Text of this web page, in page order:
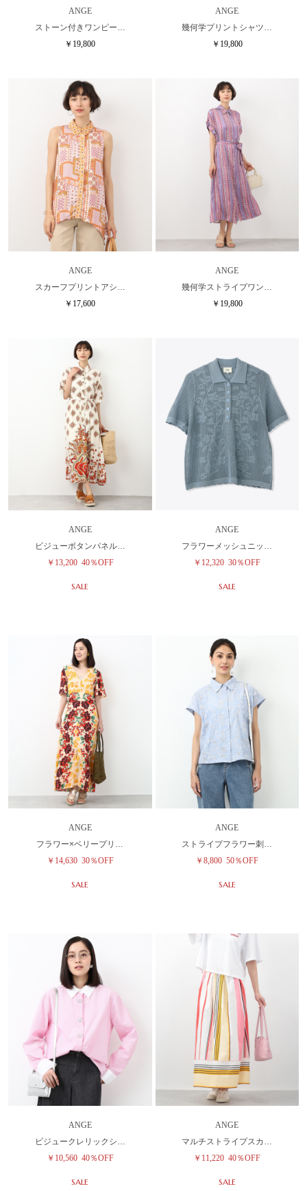
ANGE
ストーン付きワンピー…
￥19,800
ANGE
幾何学プリントシャツ…
￥19,800
ANGE
スカーフプリントアシ…
￥17,600
ANGE
幾何学ストライプワン…
￥19,800
ANGE
ビジューボタンパネル…
￥13,200 40％OFF
SALE
ANGE
フラワーメッシュニッ…
￥12,320 30％OFF
SALE
ANGE
フラワー×ベリープリ…
￥14,630 30％OFF
SALE
ANGE
ストライプフラワー刺…
￥8,800 50％OFF
SALE
ANGE
ビジュークレリックシ…
￥10,560 40％OFF
SALE
ANGE
マルチストライプスカ…
￥11,220 40％OFF
SALE